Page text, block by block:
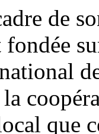
de
la
que